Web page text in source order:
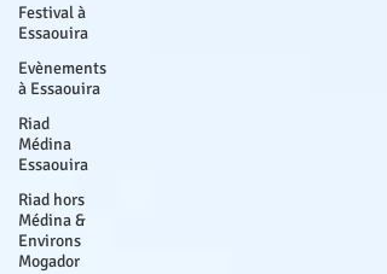
Festival à
Essaouira
Evènements
à Essaouira
Riad
Médina
Essaouira
Riad hors
Médina &
Environs
Mogador